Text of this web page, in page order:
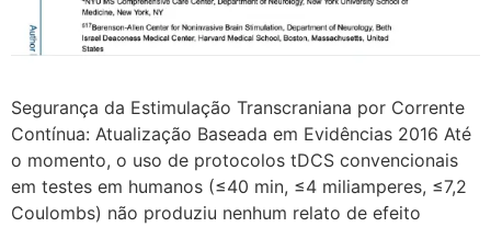
Segurança da Estimulação Transcraniana por Corrente
Contínua: Atualização Baseada em Evidências 2016 Até
o momento, o uso de protocolos tDCS convencionais
em testes em humanos (≤40 min, ≤4 miliamperes, ≤7,2
Coulombs) não produziu nenhum relato de efeito